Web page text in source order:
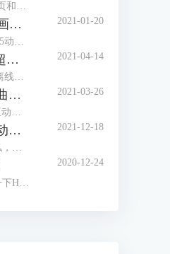
什么是H5动画？H5动画是指以网页和动画的形式，通过动画，达成与观看者、使用者之间的动态交互，减少静态死板的场景，以提升使用者的使用体验，一个好的H5动画，对于提升网页的整体效果有显著作用。
盘点那些简单易用的H5动画制作软件
现在的生活中很多方面都要用到H5动画，比如公众号的推文、电子婚礼请帖、活动邀请函等等，H5动画在我们的生活中扮演着越来越重要的角色，会做H5动画和也成为了工作技能的加分项，那么简单易用的H5动画制作软件又有哪些呢？下面我们一起来盘点两款较为常用的H5制作软件吧。
2021-01-20
收好！这款超强大、上手超简单的H5制作工具
那有什么功能齐全又易上手的H5离线制作软件吗？我给好朋友安利了一款Mac系统专用的工具—Hype，不仅支持静态的H5制作，还支持各种交互效果和物理引擎，可用于制作网页菜单、网站主页、网页游戏等，当然贺卡请柬这种分分钟的事。
2021-04-14
Hype中如何使用后方运动曲线模拟物体运行上坡的动画
在上一章节中，介绍了Hype 4交互动效制作软件中弹性运动曲线以及通过一个案例——菜单栏飞入场景的动画，讲述了弹性运动曲线动画中的效果。本章节将讲述Hype 4 HTML5创作工具后方运动曲线，以及如何使用后方运动曲线模拟物体运行上坡的动画。
2021-03-26
利用Hype制作汽车驾驶的动态路线图
在一些电视节目里，为了保护隐私，经常会使用动画来展现当前地点与目的地的行走路径，比如图1所示的简单汽车驾驶路径。
2021-12-18
本篇将为各位小伙伴们集中介绍一下H5制作软件Hype的安装与激活教程。
2020-12-24